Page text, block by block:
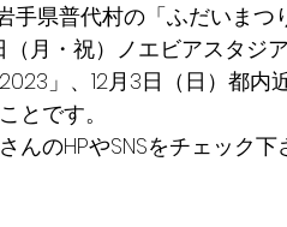
手県普代村の「ふだいまつ
（月・祝）ノエビアスタジ
」、12月3日（日）都
とです。
んのHPやSNSをチェック下